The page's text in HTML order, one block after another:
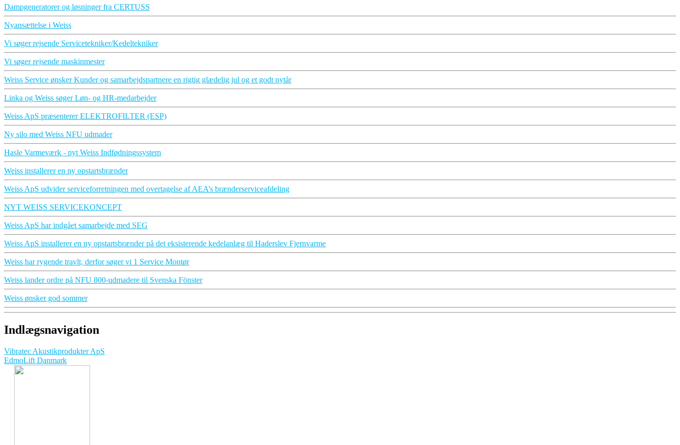
Dampgeneratorer og løsninger fra CERTUSS
Nyansættelse i Weiss
Vi søger rejsende Servicetekniker/Kedeltekniker
Vi søger rejsende maskinmester
Weiss Service ønsker Kunder og samarbejdspartnere en rigtig glædelig jul og et godt nytår
Linka og Weiss søger Løn- og HR-medarbejder
Weiss ApS præsenterer ELEKTROFILTER (ESP)
Ny silo med Weiss NFU udmader
Hasle Varmeværk - nyt Weiss Indfødningssystem
Weiss installerer en ny opstartsbrænder
Weiss ApS udvider serviceforretningen med overtagelse af AEA’s brænderserviceafdeling
NYT WEISS SERVICEKONCEPT
Weiss ApS har indgået samarbejde med SEG
Weiss ApS installerer en ny opstartsbrænder på det eksisterende kedelanlæg til Haderslev Fjernvarme
Weiss har rygende travlt, derfor søger vi 1 Service Montør
Weiss lander ordre på NFU 800-udmadere til Svenska Fönster
Weiss ønsker god sommer
Indlægsnavigation
Vibratec Akustikprodukter ApS
EdmoLift Danmark